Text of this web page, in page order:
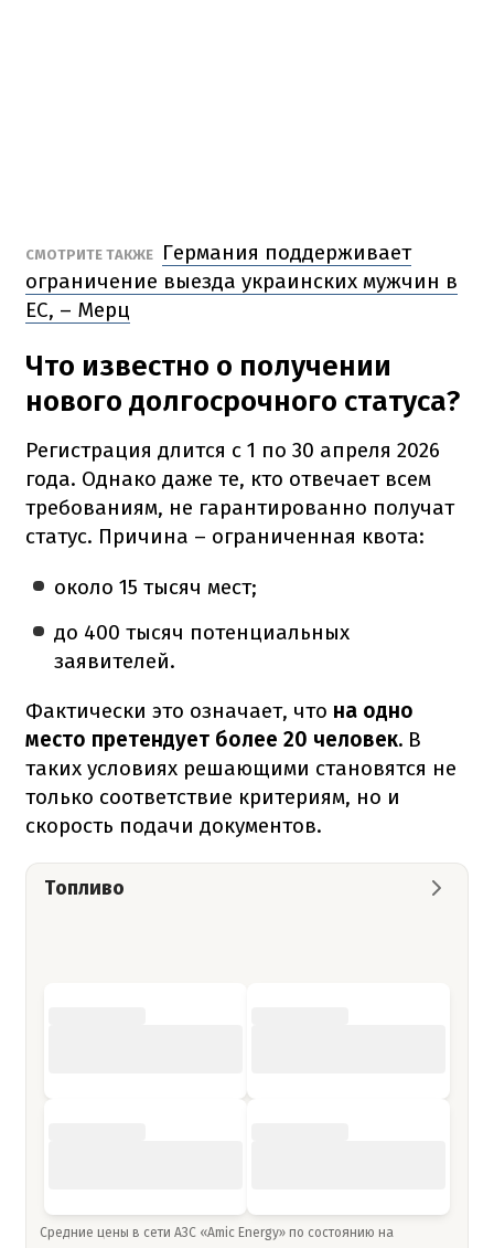
СМОТРИТЕ ТАКЖЕ
Германия поддерживает
ограничение выезда украинских мужчин в
ЕС, – Мерц
Что известно о получении
нового долгосрочного статуса?
Регистрация длится с 1 по 30 апреля 2026
года. Однако даже те, кто отвечает всем
требованиям, не гарантированно получат
статус. Причина – ограниченная квота:
около 15 тысяч мест;
до 400 тысяч потенциальных
заявителей.
Фактически это означает, что на одно
место претендует более 20 человек. В
таких условиях решающими становятся не
только соответствие критериям, но и
скорость подачи документов.
Топливо
Средние цены в сети АЗС «Amic Energy» по состоянию на